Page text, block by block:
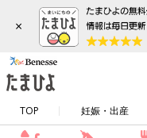
×
TOP 妊娠・出産